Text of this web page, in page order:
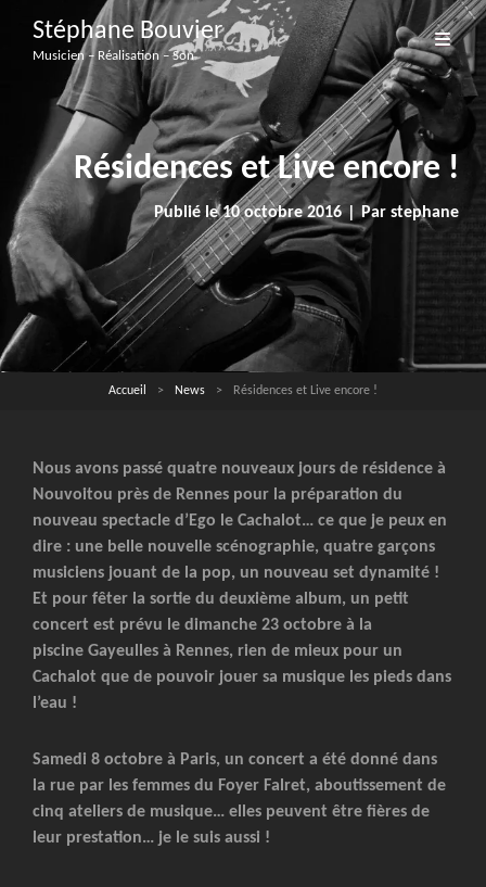
Stéphane Bouvier
Musicien – Réalisation – Son
Résidences et Live encore !
Publié le10 octobre 2016 | Par Byline
stephane
Accueil > News > Résidences et Live encore !
Nous avons passé quatre nouveaux jours de résidence à
Nouvoitou près de Rennes pour la préparation du
nouveau spectacle d’Ego le Cachalot… ce que je peux en
dire : une belle nouvelle scénographie, quatre garçons
musiciens jouant de la pop, un nouveau set dynamité !
Et pour fêter la sortie du deuxième album, un petit
concert est prévu le dimanche 23 octobre à la
piscine Gayeulles à Rennes, rien de mieux pour un
Cachalot que de pouvoir jouer sa musique les pieds dans
l’eau !
Samedi 8 octobre à Paris, un concert a été donné dans
la rue par les femmes du Foyer Falret, aboutissement de
cinq ateliers de musique… elles peuvent être fières de
leur prestation… je le suis aussi !